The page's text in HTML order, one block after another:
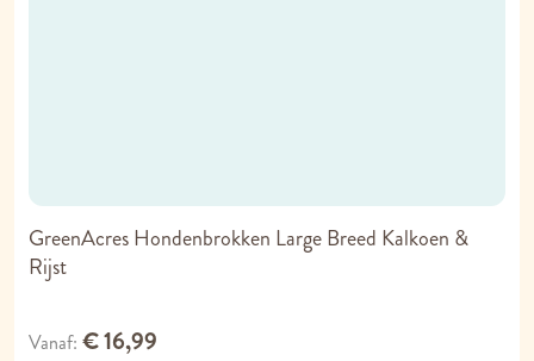
GreenAcres Hondenbrokken Large Breed Kalkoen &
Rijst
Vanaf € 16,99